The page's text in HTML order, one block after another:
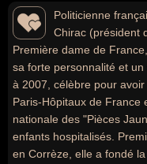
Politicienne
Chirac (président
Première dame de
sa forte personnalité et
à 2007, célèbre pour
Paris-Hôpitaux de France
nationale des "Pièces
enfants hospitalisés.
en Corrèze, elle a fondé